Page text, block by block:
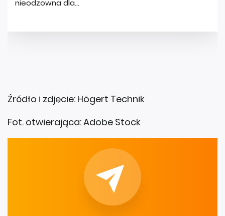
Źródło i zdjęcie: Högert Technik
Fot. otwierająca: Adobe Stock